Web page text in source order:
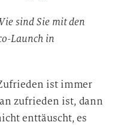
sind Sie mit den
Launch in
ist immer
zufrieden ist, dann
enttäuscht, es